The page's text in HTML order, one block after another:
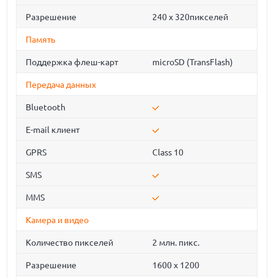
Разрешение 240 х 320пикселей
Память
Поддержка флеш-карт microSD (TransFlash)
Передача данных
Bluetooth
E-mail клиент
GPRS Class 10
SMS
MMS
Камера и видео
Количество пикселей 2 млн. пикс.
Разрешение 1600 x 1200